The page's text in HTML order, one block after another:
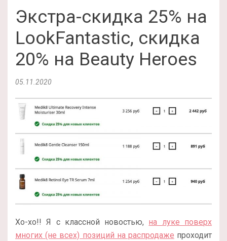
Экстра-скидка 25% на
LookFantastic, скидка
20% на Beauty Heroes
05.11.2020
Хо-хо!! Я с классной новостью, на луке поверх
многих (не всех) позиций на распродаже проходит